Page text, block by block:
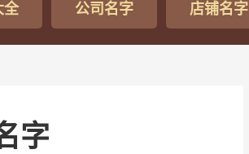
全 公司名字 店铺名字
字